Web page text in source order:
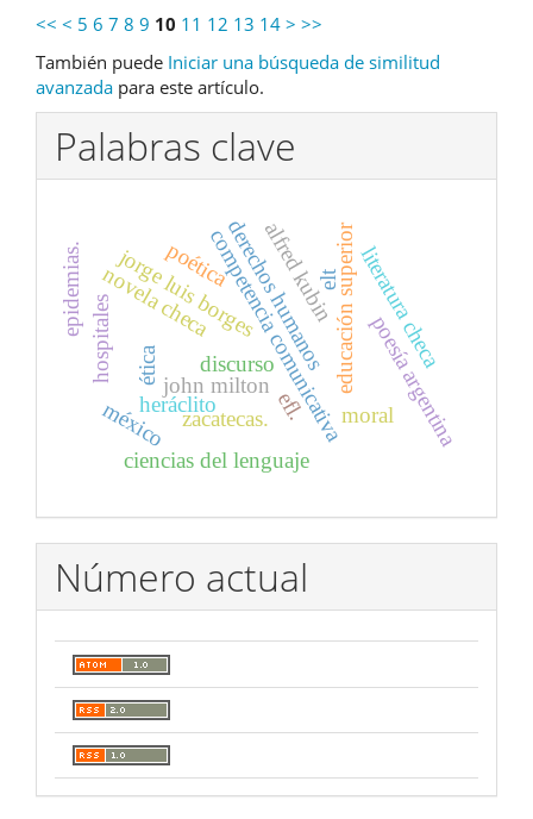
<< < 5 6 7 8 9 10 11 12 13 14 > >>
También puede Iniciar una búsqueda de similitud
avanzada para este artículo.
Palabras clave
discurso
competencia comunicativa
educación superior
jorge luis borges
heráclito
john milton poesía argentina
derechos humanos
ética
moral
méxico
alfred kubin
novela checa literatura checa
elt
efl.
ciencias del lenguaje
zacatecas.
hospitales
epidemias. poética
Número actual